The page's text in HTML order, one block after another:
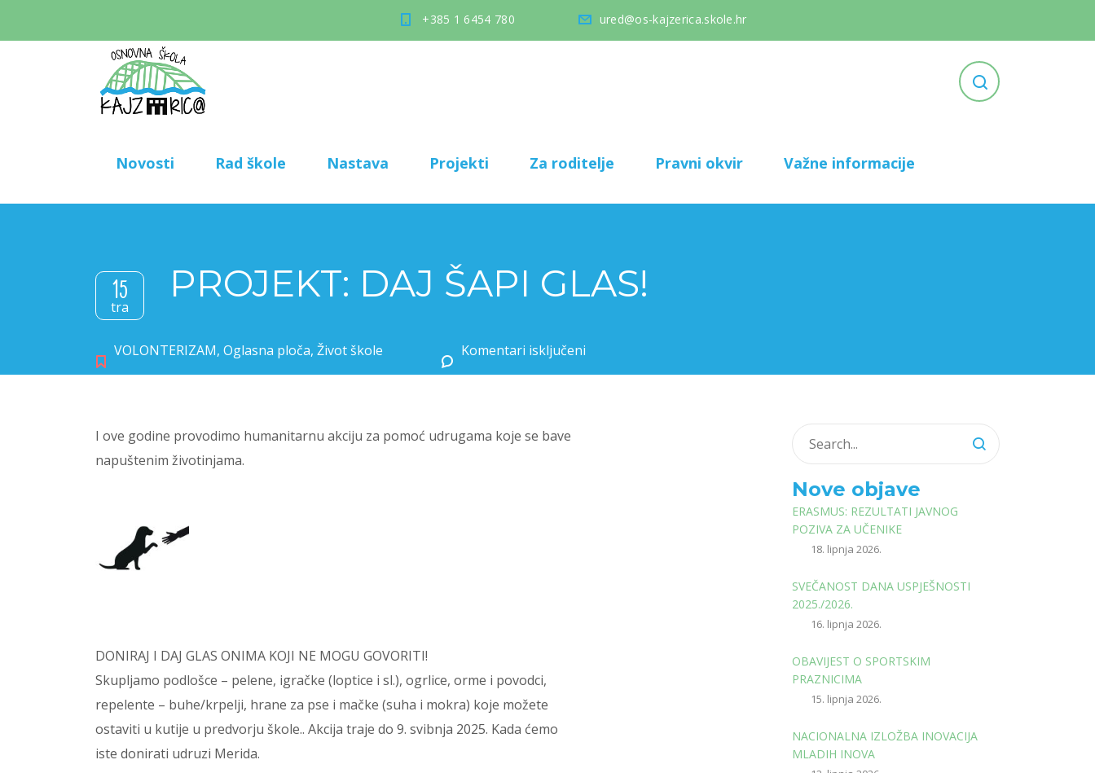
+385 1 6454 780 ured@os-kajzerica.skole.hr
Novosti Rad škole Nastava Projekti Za roditelje Pravni okvir Važne informacije
15
tra
PROJEKT: DAJ ŠAPI GLAS!
VOLONTERIZAM, Oglasna ploča, Život škole Komentari isključeni
I ove godine provodimo humanitarnu akciju za pomoć udrugama koje se bave
napuštenim životinjama.
DONIRAJ I DAJ GLAS ONIMA KOJI NE MOGU GOVORITI!
Skupljamo podlošce – pelene, igračke (loptice i sl.), ogrlice, orme i povodci,
repelente – buhe/krpelji, hrane za pse i mačke (suha i mokra) koje možete
ostaviti u kutije u predvorju škole.. Akcija traje do 9. svibnja 2025. Kada ćemo
iste donirati udruzi Merida.
Nove objave
ERASMUS: REZULTATI JAVNOG
POZIVA ZA UČENIKE
18. lipnja 2026.
SVEČANOST DANA USPJEŠNOSTI
2025./2026.
16. lipnja 2026.
OBAVIJEST O SPORTSKIM
PRAZNICIMA
15. lipnja 2026.
NACIONALNA IZLOŽBA INOVACIJA
MLADIH INOVA